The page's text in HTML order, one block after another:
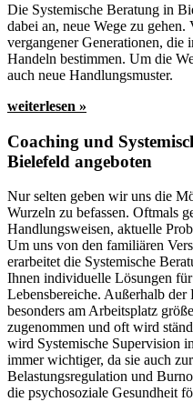
Die Systemische Beratung in
dabei an, neue Wege zu
vergangener Generationen, die
Handeln bestimmen. Um die
auch neue Handlungsmuster.
weiterlesen »
Coaching und
Bielefeld angeboten
Nur selten geben wir uns die
Wurzeln zu befassen. Oftmals
Handlungsweisen, aktuelle
Um uns von den familiären
erarbeitet die Systemische
Ihnen individuelle Lösungen
Lebensbereiche. Außerhalb
besonders am Arbeitsplatz
zugenommen und oft wird
wird Systemische Supervision
immer wichtiger, da sie auch
Belastungsregulation und
die psychosoziale Gesundheit